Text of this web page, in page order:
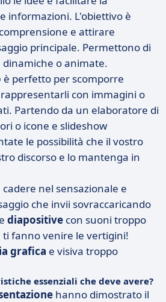
informazioni. L'obiettivo è
e attirare
principale. Permettono di
o animate.
è perfetto per scomporre
con immagini o
Partendo da un elaboratore di
o icone e slideshow
le possibilità che il vostro
discorso e lo mantenga in
nel sensazionale e
che invii sovraccaricando
diapositive con suoni troppo
fanno venire le vertigini!
grafica e visiva troppo
essenziali che deve avere?
hanno dimostrato il